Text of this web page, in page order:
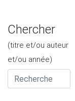
Chercher
(titre et/ou auteur
et/ou année)